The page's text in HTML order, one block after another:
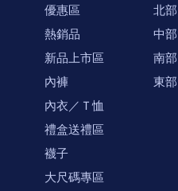
優惠區
熱銷品
新品上市區
內褲
內衣／Ｔ恤
禮盒送禮區
襪子
大尺碼專區
北部
中部
南部
東部